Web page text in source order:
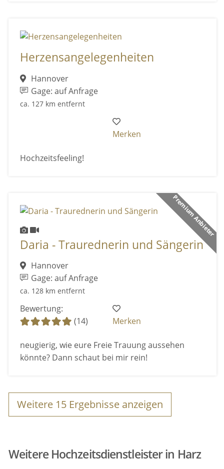
Herzensangelegenheiten
Hannover
Gage: auf Anfrage
ca. 127 km entfernt
Merken
Hochzeitsfeeling!
Premium Anbieter
Daria - Traurednerin und Sängerin
Hannover
Gage: auf Anfrage
ca. 128 km entfernt
Bewertung:
(14)
Merken
neugierig, wie eure Freie Trauung aussehen
könnte? Dann schaut bei mir rein!
Weitere 15 Ergebnisse anzeigen
Weitere Hochzeitsdienstleister in Harz